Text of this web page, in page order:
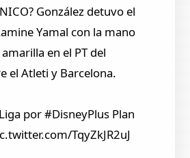
González detuvo el
Yamal con la mano
en el PT del
el Atleti y Barcelona.
por #DisneyPlus Plan
TqyZkJR2uJ